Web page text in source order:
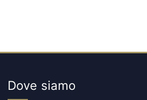
Dove siamo